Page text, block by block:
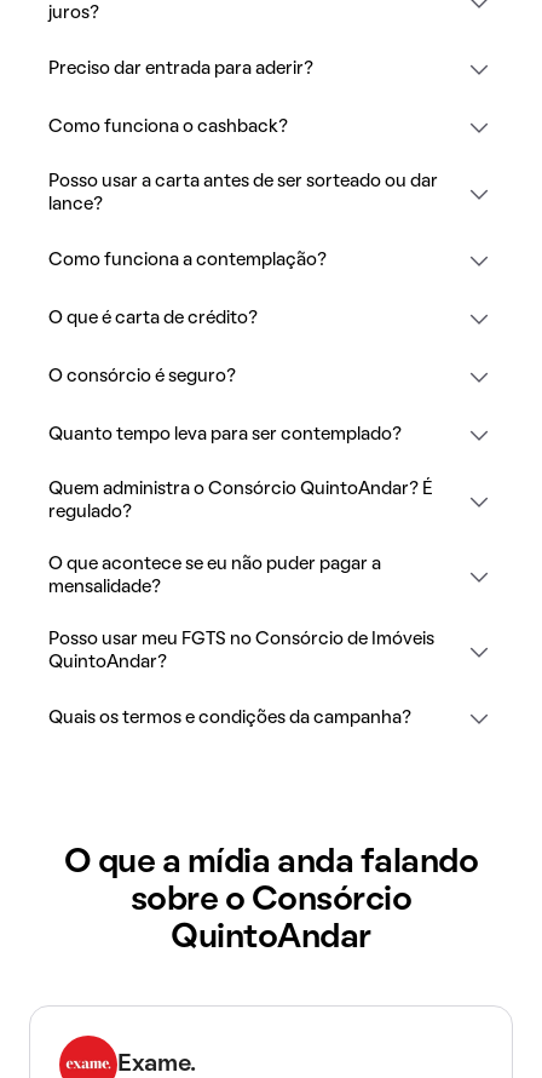
juros?
Preciso dar entrada para aderir?
Como funciona o cashback?
Posso usar a carta antes de ser sorteado ou dar
lance?
Como funciona a contemplação?
O que é carta de crédito?
O consórcio é seguro?
Quanto tempo leva para ser contemplado?
Quem administra o Consórcio QuintoAndar? É
regulado?
O que acontece se eu não puder pagar a
mensalidade?
Posso usar meu FGTS no Consórcio de Imóveis
QuintoAndar?
Quais os termos e condições da campanha?
O que a mídia anda falando
sobre o Consórcio
QuintoAndar
Exame.